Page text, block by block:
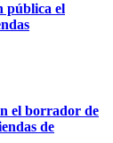
pública el
el borrador de
de